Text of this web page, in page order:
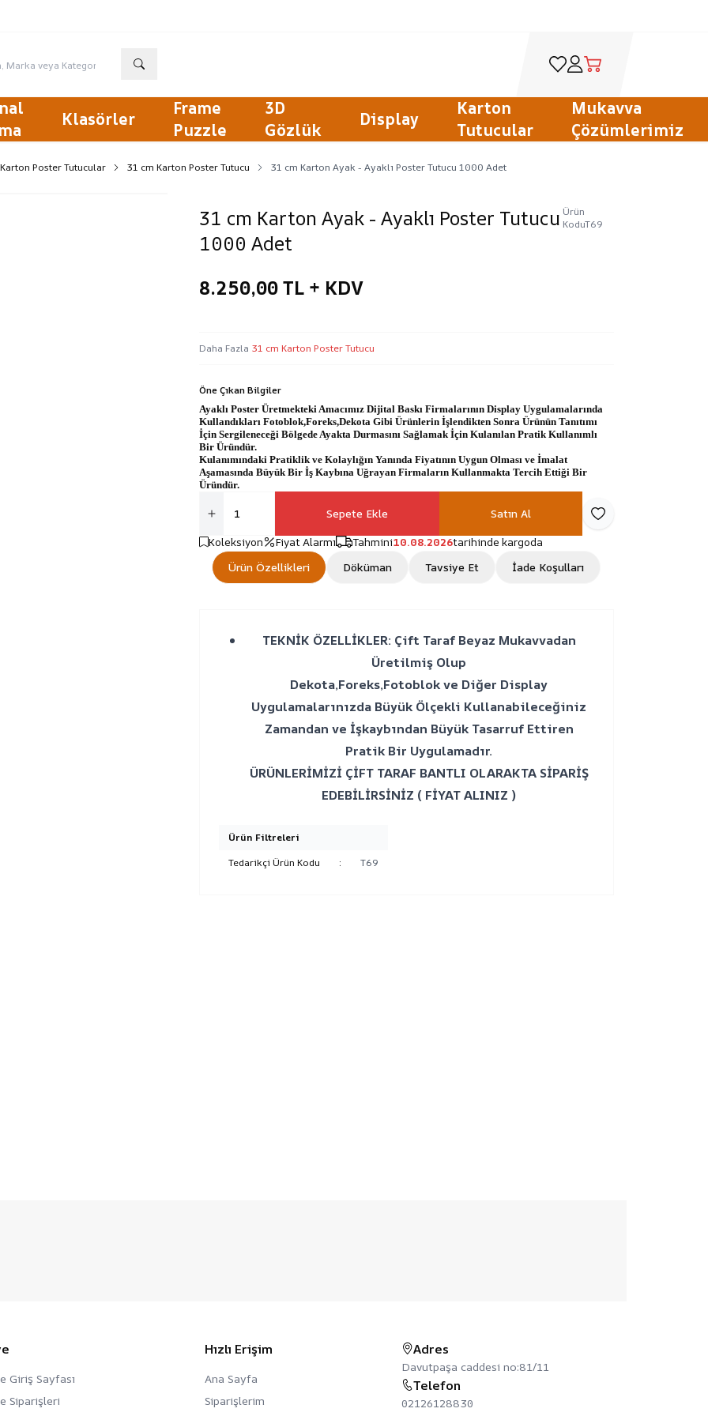
Favorilerim
HesabımSepetim
Klasörler
Frame
Puzzle
3D
Gözlük
Display
Karton
Tutucular
Mukavva
Çözümlerimiz
Poster Tutucular 31 cm Karton Poster Tutucu 31 cm Karton Ayak - Ayaklı Poster Tutucu 1000 Adet
31 cm Karton Ayak - Ayaklı Poster Tutucu
1000 Adet
Ürün
KoduT69
8.250,00TL + KDV
Daha Fazla 31 cm Karton Poster Tutucu
Öne Çıkan Bilgiler
Ayaklı Poster Üretmekteki Amacımız Dijital Baskı Firmalarının Display Uygulamalarında
Kullandıkları Fotoblok,Foreks,Dekota Gibi Ürünlerin İşlendikten Sonra Ürünün Tanıtımı
İçin Sergileneceği Bölgede Ayakta Durmasını Sağlamak İçin Kulanılan Pratik Kullanımlı
Bir Üründür.
Kulanımındaki Pratiklik ve Kolaylığın Yanında Fiyatının Uygun Olması ve İmalat
Aşamasında Büyük Bir İş Kaybına Uğrayan Firmaların Kullanmakta Tercih Ettiği Bir
Üründür.
Sepete Ekle Satın Al
Favoriye Ekle
Koleksiyon
Fiyat Alarmı Tahmini10.08.2026tarihinde kargoda
Ürün Özellikleri Döküman Tavsiye Et İade Koşulları
TEKNİK ÖZELLİKLER: Çift Taraf Beyaz Mukavvadan
Üretilmiş Olup
Dekota,Foreks,Fotoblok ve Diğer Display
Uygulamalarınızda Büyük Ölçekli Kullanabileceğiniz
Zamandan ve İşkaybından Büyük Tasarruf Ettiren
Pratik Bir Uygulamadır.
ÜRÜNLERİMİZİ ÇİFT TARAF BANTLI OLARAKTA SİPARİŞ
EDEBİLİRSİNİZ ( FİYAT ALINIZ )
Ürün Filtreleri
Tedarikçi Ürün Kodu
: T69
Giriş Sayfası
Siparişleri
Hızlı Erişim
Ana Sayfa
Siparişlerim
Adres
Davutpaşa caddesi no:81/11
Telefon
02126128830